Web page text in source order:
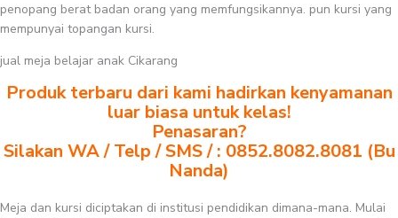
penopang berat badan orang yang memfungsikannya. pun kursi yang
mempunyai topangan kursi.
jual meja belajar anak Cikarang
Produk terbaru dari kami hadirkan kenyamanan
luar biasa untuk kelas!
Penasaran?
Silakan WA / Telp / SMS / : 0852.8082.8081 (Bu
Nanda)
Meja dan kursi diciptakan di institusi pendidikan dimana-mana. Mulai